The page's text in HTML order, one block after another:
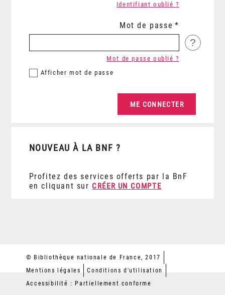
Identifiant oublié ?
Mot de passe
?
Afficher mot de passe
Mot de passe oublié ?
NOUVEAU À LA BNF ?
Profitez des services offerts par la BnF
en cliquant sur CRÉER UN COMPTE
© Bibliothèque nationale de France, 2017
Mentions légales
Conditions d'utilisation
Accessibilité : Partiellement conforme